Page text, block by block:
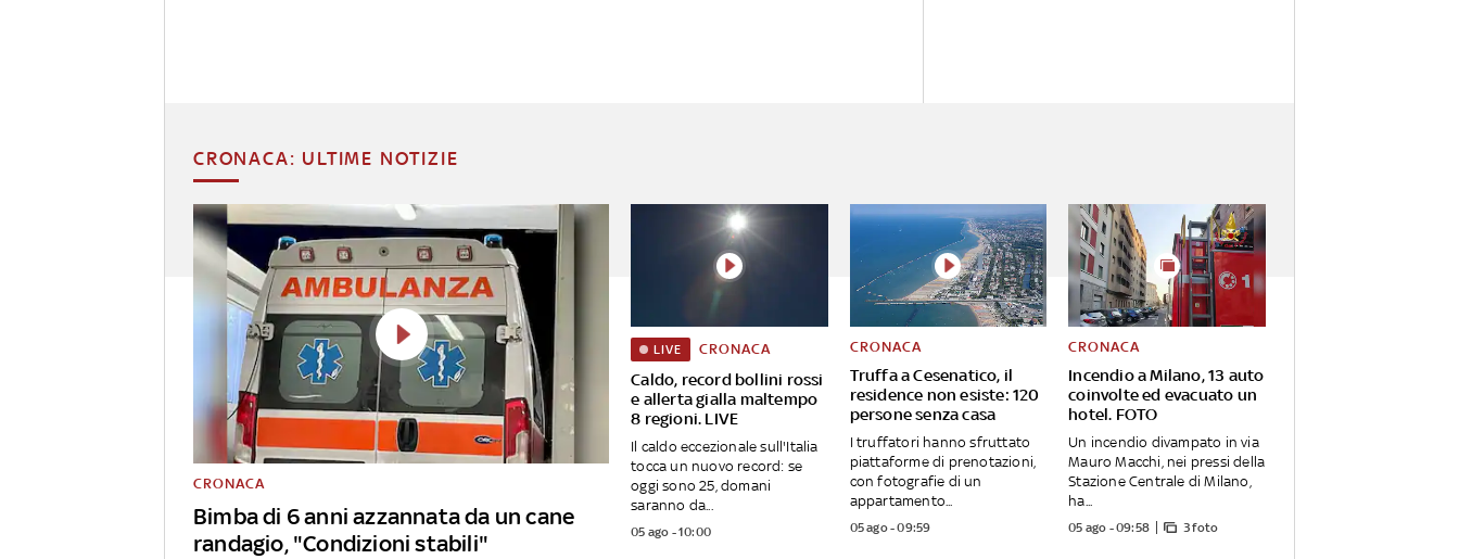
CRONACA: ULTIME NOTIZIE
Bimba di 6 anni azzannata da un cane
randagio, "Condizioni stabili"
CRONACA
Caldo, record bollini rossi
e allerta gialla maltempo
8 regioni. LIVE
LIVE CRONACA
Il caldo eccezionale sull'Italia
tocca un nuovo record: se
oggi sono 25, domani
saranno da...
05 ago - 10:00
Truffa a Cesenatico, il
residence non esiste: 120
persone senza casa
CRONACA
I truffatori hanno sfruttato
piattaforme di prenotazioni,
con fotografie di un
appartamento...
05 ago - 09:59
Incendio a Milano, 13 auto
coinvolte ed evacuato un
hotel. FOTO
CRONACA
Un incendio divampato in via
Mauro Macchi, nei pressi della
Stazione Centrale di Milano,
ha...
05 ago - 09:58 3 foto